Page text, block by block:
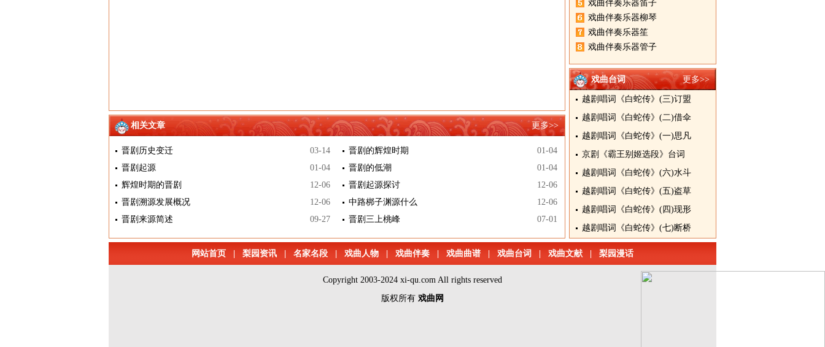
戏曲伴奏乐器笛子
戏曲伴奏乐器柳琴
戏曲伴奏乐器笙
戏曲伴奏乐器管子
更多>>
戏曲台词
越剧唱词《白蛇传》(三)订盟
越剧唱词《白蛇传》(二)借伞
越剧唱词《白蛇传》(一)思凡
京剧《霸王别姬选段》台词
越剧唱词《白蛇传》(六)水斗
越剧唱词《白蛇传》(五)盗草
越剧唱词《白蛇传》(四)现形
越剧唱词《白蛇传》(七)断桥
更多>>
相关文章
03-14
晋剧历史变迁 01-04
晋剧的辉煌时期
01-04
晋剧起源 01-04
晋剧的低潮
12-06
辉煌时期的晋剧 12-06
晋剧起源探讨
12-06
晋剧溯源发展概况 12-06
中路梆子渊源什么
09-27
晋剧来源简述 07-01
晋剧三上桃峰
网站首页 梨园资讯 名家名段 戏曲人物 戏曲伴奏 戏曲曲谱 戏曲台词 戏曲文献 梨园漫话
Copyright 2003-2024 xi-qu.com All rights reserved
版权所有 戏曲网